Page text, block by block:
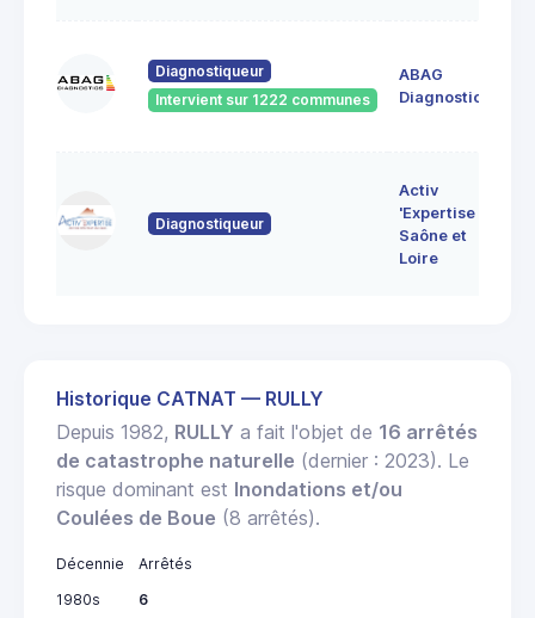
Diagnostiqueur
Intervient sur 1222 communes
ABAG
Diagnostics
Diagnostiqueur
Activ
'Expertise
Saône et
Loire
Historique CATNAT — RULLY
Depuis 1982, RULLY a fait l'objet de 16 arrêtés
de catastrophe naturelle (dernier : 2023). Le
risque dominant est Inondations et/ou
Coulées de Boue (8 arrêtés).
Décennie
Arrêtés
1980s
6